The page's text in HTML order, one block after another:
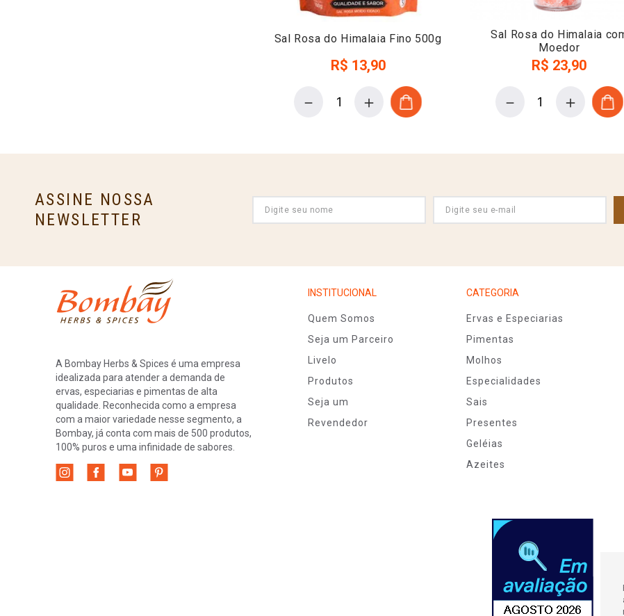
Sal Rosa do Himalaia Fino 500g
R$ 13,90
＋
－
Sal Rosa do Himalaia
Moedor
R$ 23,90
＋
－
ASSINE NOSSA
NEWSLETTER
A Bombay Herbs & Spices é uma empresa
idealizada para atender a demanda de
ervas, especiarias e pimentas de alta
qualidade. Reconhecida como a empresa
com a maior variedade nesse segmento, a
Bombay, já conta com mais de 500 produtos,
100% puros e uma infinidade de sabores.
INSTITUCIONAL
Quem Somos
Seja um Parceiro
Livelo
Produtos
Seja um
Revendedor
CATEGORIA
Ervas e Especiarias
Pimentas
Molhos
Especialidades
Sais
Presentes
Geléias
Azeites